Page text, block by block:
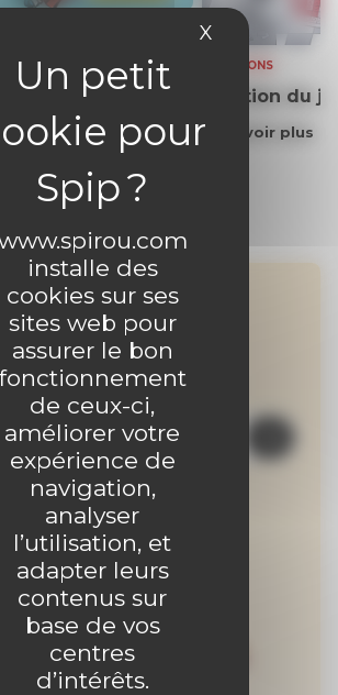
installe des
cookies sur ses
sites web pour
assurer le bon
fonctionnement
de ceux-ci,
améliorer votre
expérience de
navigation,
analyser
l’utilisation, et
adapter leurs
contenus sur
base de vos
centres
d’intérêts.
X Masquer le
un
!
SOLUTIONS
Solution du
En savoir plus
aucune
!
à la newsletter
au site